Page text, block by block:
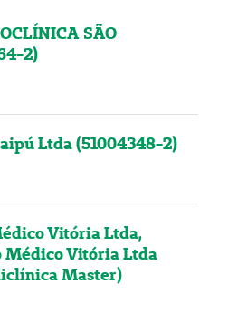
SÃO
2)
Ltda (51004348-2)
Vitória Ltda,
Médico Vitória Ltda
Master)